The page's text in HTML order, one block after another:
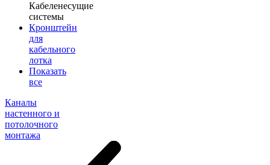
Кабеленесущие
системы
Кронштейн
для
кабельного
лотка
Показать
все
Каналы
настенного и
потолочного
монтажа